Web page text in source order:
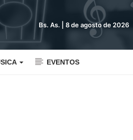
Bs. As. | 8 de agosto de 2026
EVENTOS